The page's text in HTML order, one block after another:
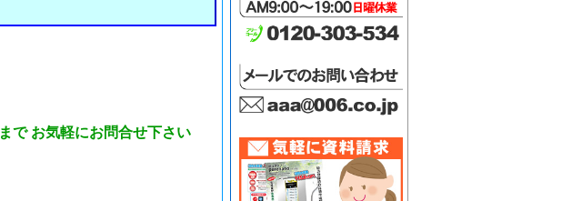
まで お気軽にお問合せ下さい